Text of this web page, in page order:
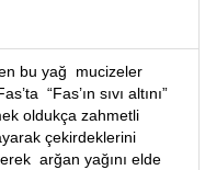
bu yağ mucizeler
“Fas’ın sıvı altını”
oldukça zahmetli
çekirdeklerini
arğan yağını elde